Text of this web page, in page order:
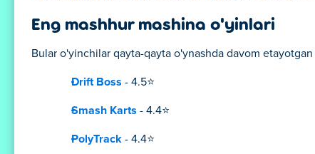
Eng mashhur mashina o'yinlari
Bular o'yinchilar qayta-qayta o'ynashda davom etayotgan
Drift Boss - 4.5⭐
Smash Karts - 4.4⭐
PolyTrack - 4.4⭐